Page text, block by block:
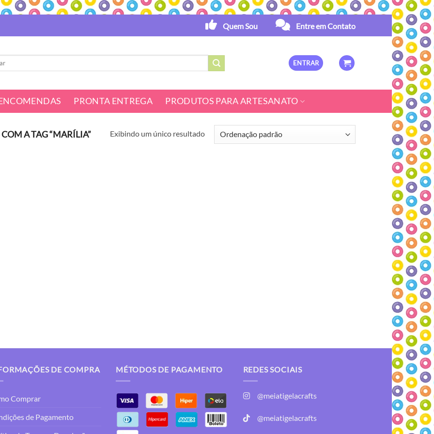
Quem Sou Entre em Contato
ENTRAR
PRONTA ENTREGA PRODUTOS PARA ARTESANATO
A TAG “MARÍLIA” Exibindo um único resultado
DE COMPRA
Comprar
de Pagamento
MÉTODOS DE PAGAMENTO REDES SOCIAIS
@meiatigelacrafts
@meiatigelacrafts